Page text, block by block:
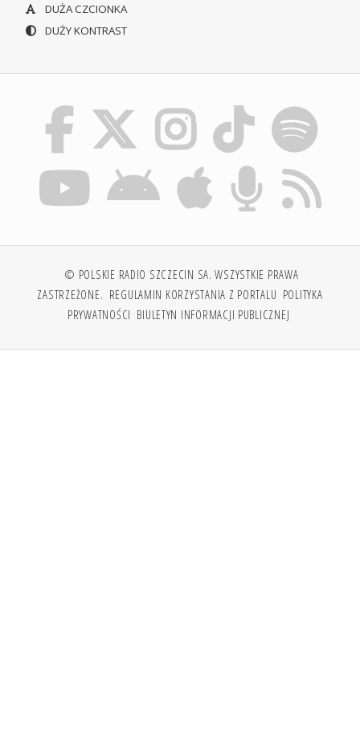
DUŻA CZCIONKA
DUŻY KONTRAST
© POLSKIE RADIO SZCZECIN SA. WSZYSTKIE PRAWA
ZASTRZEŻONE. REGULAMIN KORZYSTANIA Z PORTALU POLITYKA
PRYWATNOŚCI BIULETYN INFORMACJI PUBLICZNEJ